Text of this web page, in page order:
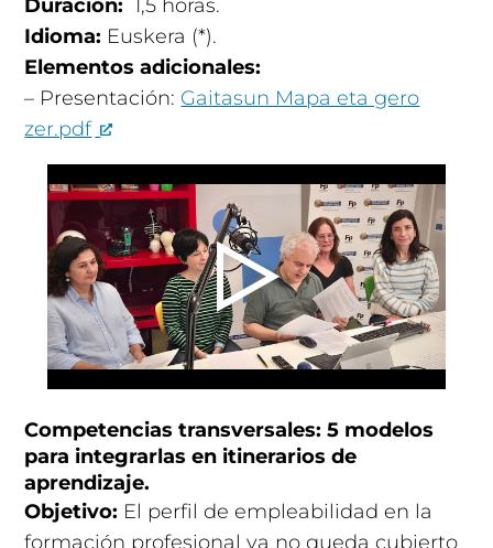
Duración: 1,5 horas.
Idioma: Euskera (*).
Elementos adicionales:
– Presentación: Gaitasun Mapa eta gero
zer.pdf
Competencias transversales: 5 modelos
para integrarlas en itinerarios de
aprendizaje.
Objetivo: El perfil de empleabilidad en la
formación profesional ya no queda cubierto